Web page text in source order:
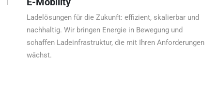
Ladelösungen für die Zukunft: effizient, skalierbar und
nachhaltig. Wir bringen Energie in Bewegung und
schaffen Ladeinfrastruktur, die mit Ihren Anforderungen
wächst.